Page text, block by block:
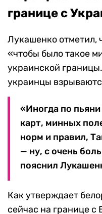
границе с
Лукашенко отметил,
«чтобы было такое
украинской
украинцы
«Иногда по
карт, минных
норм и правил,
— ну, с очень
пояснил
Как утверждает
сейчас на границе с